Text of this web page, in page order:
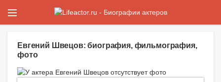
Евгений Швецов: биография, фильмография,
фото